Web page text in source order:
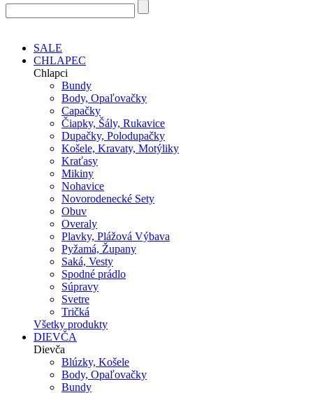
SALE
CHLAPEC
Chlapci
Bundy
Body, Opaľovačky
Capačky
Čiapky, Šály, Rukavice
Dupačky, Polodupačky
Košele, Kravaty, Motýliky
Kraťasy
Mikiny
Nohavice
Novorodenecké Sety
Obuv
Overaly
Plavky, Plážová Výbava
Pyžamá, Župany
Saká, Vesty
Spodné prádlo
Súpravy
Svetre
Tričká
Všetky produkty
DIEVČA
Dievča
Blúzky, Košele
Body, Opaľovačky
Bundy